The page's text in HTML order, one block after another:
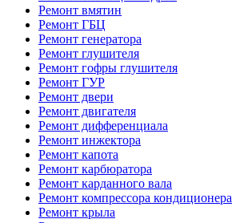
Ремонт вмятин
Ремонт ГБЦ
Ремонт генератора
Ремонт глушителя
Ремонт гофры глушителя
Ремонт ГУР
Ремонт двери
Ремонт двигателя
Ремонт дифференциала
Ремонт инжектора
Ремонт капота
Ремонт карбюратора
Ремонт карданного вала
Ремонт компрессора кондиционера
Ремонт крыла